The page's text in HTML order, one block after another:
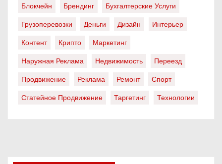
Блокчейн
Брендинг
Бухгалтерские Услуги
Грузоперевозки
Деньги Дизайн
Интерьер
Контент
Крипто
Маркетинг
Наружная Реклама
Недвижимость
Переезд
Продвижение
Реклама Ремонт
Спорт
Статейное Продвижение
Таргетинг Технологии